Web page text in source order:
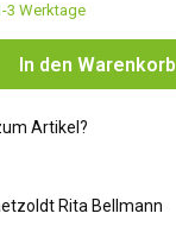
3 Werktage
In den Warenkorb
Artikel?
Rita Bellmann